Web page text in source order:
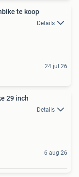
te koop
Details
24 jul 26
29 inch
Details
6 aug 26